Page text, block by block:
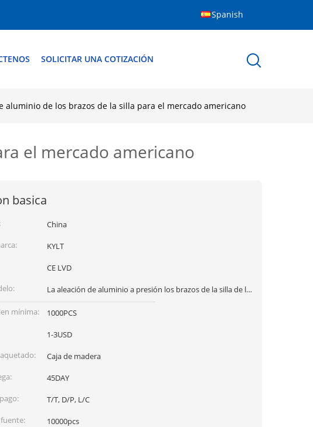
Spanish
SOLICITAR UNA COTIZACIÓN
aluminio de los brazos de la silla para el mercado americano
el mercado americano
basica
China
KYLT
CE LVD
La aleación de aluminio a presión los brazos de la silla de la
fundición
mínima:
1000PCS
1-3USD
Caja de madera
45DAY
T/T, D/P, L/C
10000pcs